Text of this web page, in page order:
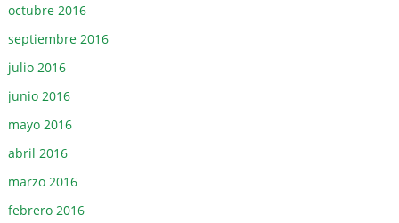
octubre 2016
septiembre 2016
julio 2016
junio 2016
mayo 2016
abril 2016
marzo 2016
febrero 2016